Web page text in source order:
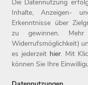
der größten
der beliebtesten
Unternehmen zum
ausgezeichnet. Seit
Weiden Teil der Otto
Die Datennutzung
Inhalte, Anzeigen-
Erkenntnisse über
zu gewinnen.
Widerrufsmöglichkeit)
es jederzeit hier. Mit
können Sie Ihre